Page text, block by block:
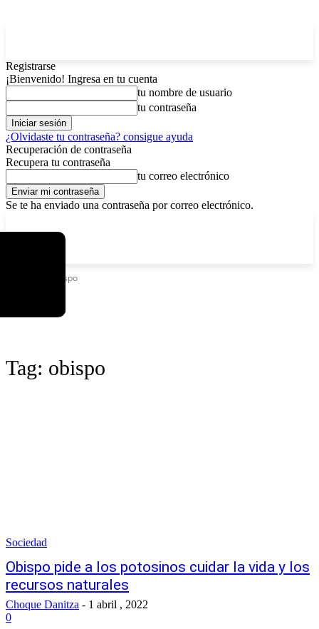
Registrarse
¡Bienvenido! Ingresa en tu cuenta
tu nombre de usuario
tu contraseña
¿Olvidaste tu contraseña? consigue ayuda
Recuperación de contraseña
Recupera tu contraseña
tu correo electrónico
Se te ha enviado una contraseña por correo electrónico.
Obispo
Tag: obispo
Sociedad
Obispo pide a los potosinos cuidar la vida y los
recursos naturales
Choque Danitza - 1 abril , 2022
0